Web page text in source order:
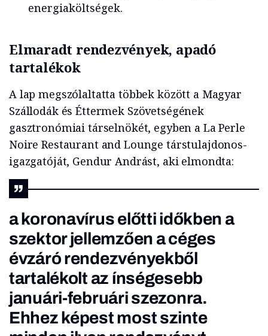
energiaköltségek.
Elmaradt rendezvények, apadó
tartalékok
A lap megszólaltatta többek között a Magyar
Szállodák és Éttermek Szövetségének
gasztronómiai társelnökét, egyben a La Perle
Noire Restaurant and Lounge társtulajdonos-
igazgatóját, Gendur Andrást, aki elmondta:
a koronavírus előtti időkben a
szektor jellemzően a céges
évzáró rendezvényekből
tartalékolt az ínségesebb
januári-februári szezonra.
Ehhez képest most szinte